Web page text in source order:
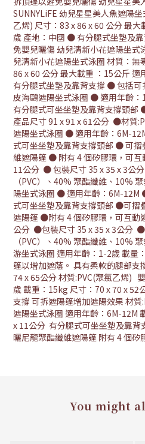
SUNNYLiFE 幼兒星星美人魚遮陽
乙烯) 尺寸：83 x 86 x 60 公分 最
歲 產地：中國 ● 有分腿式坐墊及
免嬰兒曬傷 幼兒清新小花遮陽坐式
兒清新小花遮陽坐式泳圈 材質：無
86 x 60 公分 最大載重 ：15公斤
有分腿式坐墊及靠背支撐 ● 包括可
皮海鷗遮陽坐式泳圈 ● 適用年齡
有分腿式可坐坐墊及靠背支撐頭
產品尺寸 91 x 91 x 61公分 ●材質
遮陽坐式泳圈 ● 適用年齡：6M-
式可坐坐墊及靠背支撐頭部 ● 可摺
維遮陽篷 ● 附有 4 個矽膠環，可
11公分 ● 包裝尺寸 35 x 35 x 3公
（PVC）、40% 聚酯纖維、10%
陽坐式泳圈 ● 適用年齡：6M-
式可坐坐墊及靠背支撐頭部 ●可摺
遮陽篷 ●附有 4 個矽膠環，可互動
公分 ●包裝尺寸 35 x 35 x 3公分
（PVC）、40% 聚酯纖維、10%
游坐式泳圈 適用年齡：1-2歲 載量
篷以增加遮蔭。 具有柔軟的腿部
74 x 65公分 材質:PVC(聚氯乙烯)
歲 載重：15kg 尺寸：70 x 70 x 52
支撐 可拆遮陽篷增加遮陽效果 材
遮陽坐式泳圈 適用年齡：6M-12M
x 11公分 有分腿式可坐坐墊及靠背
曬尼龍聚酯纖維遮陽篷 附有 4 個矽
You might